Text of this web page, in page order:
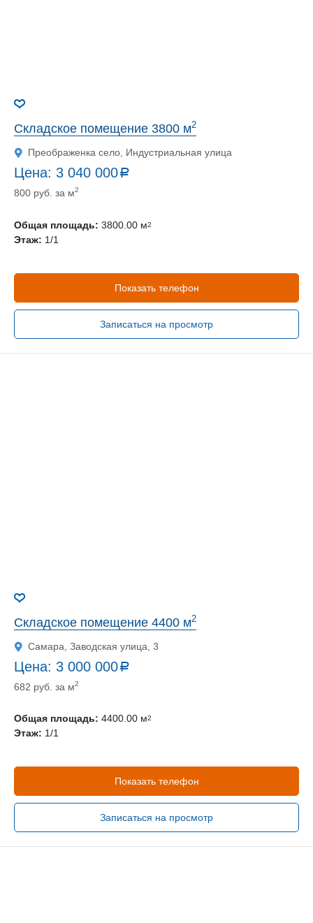
Складское помещение 3800 м2
Преображенка село, Индустриальная улица
Цена: 3 040 000 a
руб.
800 руб. за м2
Общая площадь: 3800.00 м2
Этаж: 1/1
Показать телефон
Записаться на просмотр
Складское помещение 4400 м2
Самара, Заводская улица, 3
Цена: 3 000 000 a
руб.
682 руб. за м2
Общая площадь: 4400.00 м2
Этаж: 1/1
Показать телефон
Записаться на просмотр